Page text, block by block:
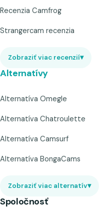
Recenzia Camfrog
Strangercam recenzia
Zobraziť viac recenzií▾
Alternatívy
Alternatíva Omegle
Alternatíva Chatroulette
Alternatíva Camsurf
Alternatíva BongaCams
Zobraziť viac alternatív▾
Spoločnosť